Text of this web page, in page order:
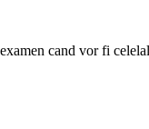
cand vor fi